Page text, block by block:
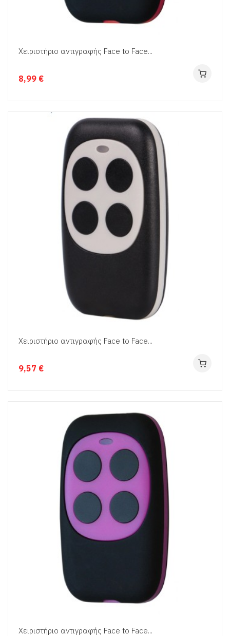
Χειριστήριο αντιγραφής Face to Face...
8,99 €
Χειριστήριο αντιγραφής Face to Face...
9,57 €
Χειριστήριο αντιγραφής Face to Face...